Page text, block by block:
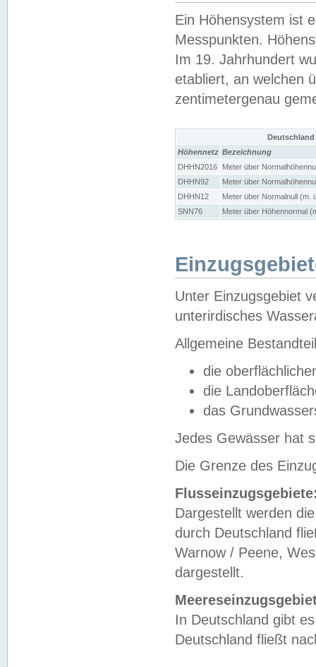
Ein Höhensystem ist
Messpunkten.
Im 19. Jahrhundert
etabliert, an welchen
zentimetergenau
Höhennetz Bezeichnung
DHHN2016
Meter über
DHHN92
Meter über
DHHN12
Meter über Normalnull (m.
SNN76
Meter über Höhennormal
Unter Einzugsgebiet
unterirdisches
Allgemeine
die
die
das
Jedes Gewässer hat
Die Grenze des
Dargestellt werden
durch Deutschland
Warnow / Peene,
dargestellt.
In Deutschland gibt
Deutschland fließt